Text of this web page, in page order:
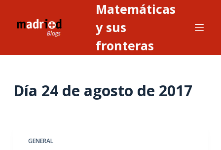
Matemáticas
y sus
fronteras
Día 24 de agosto de 2017
GENERAL